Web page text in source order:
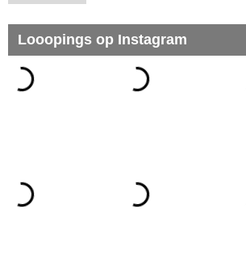
Looopings op Instagram